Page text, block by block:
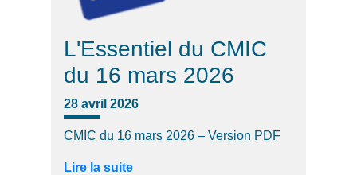
L'Essentiel du CMIC
du 16 mars 2026
28 avril 2026
CMIC du 16 mars 2026 – Version PDF
Lire la suite